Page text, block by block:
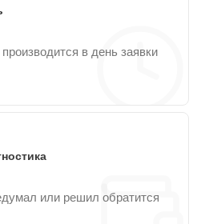
в день заявки
или решил обратится